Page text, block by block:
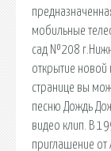
мобильные
сад №208
открытие новой
странице вы
песню Дождь
видео клип. В
приглашение от